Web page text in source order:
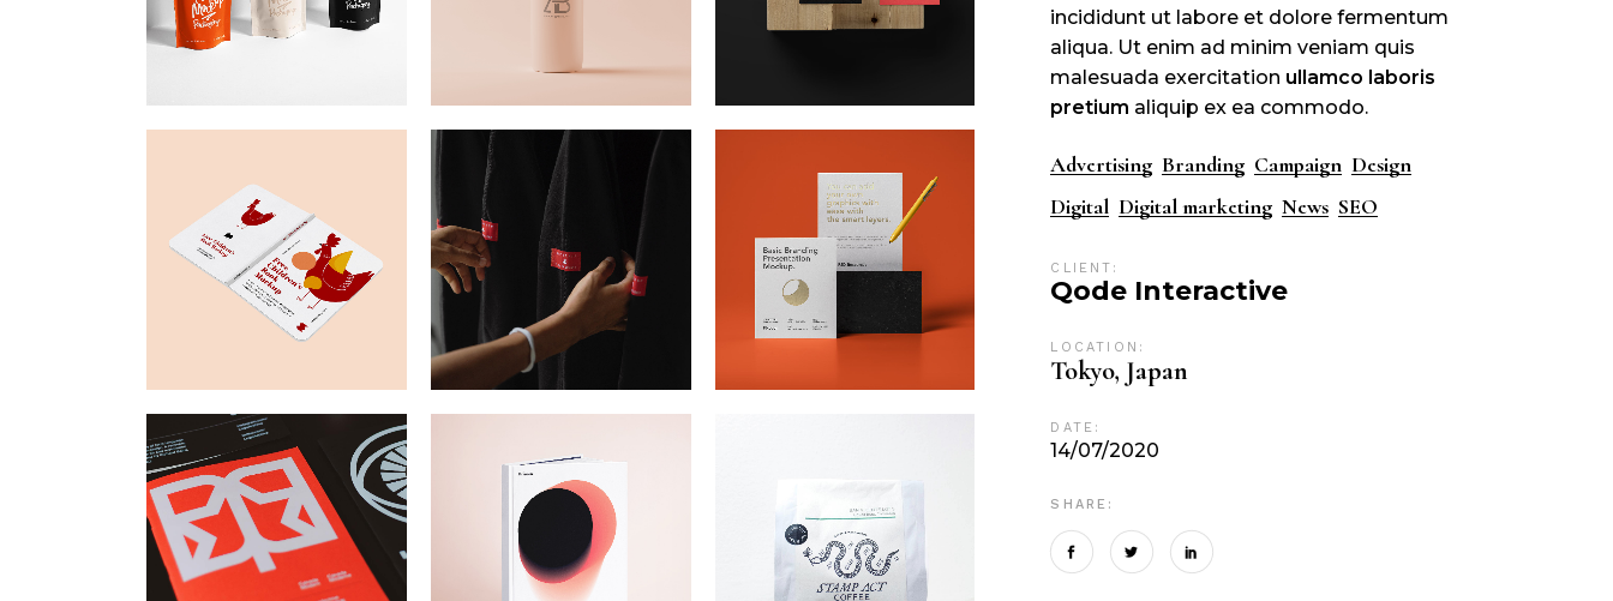
incididunt ut labore et dolore fermentum
aliqua. Ut enim ad minim veniam quis
malesuada exercitation ullamco laboris
pretium aliquip ex ea commodo.
Advertising Branding Campaign Design
Digital Digital marketing News SEO
CLIENT:
Qode Interactive
LOCATION:
Tokyo, Japan
DATE:
14/07/2020
SHARE: